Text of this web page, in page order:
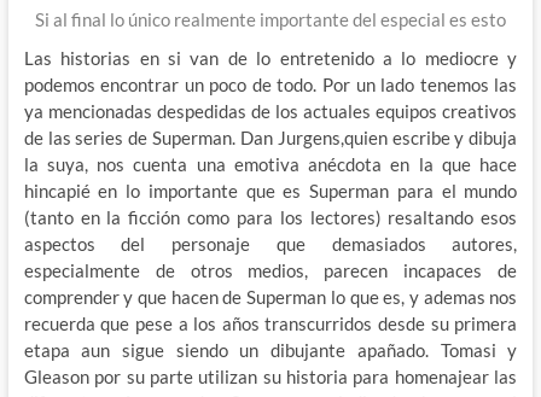
Si al final lo único realmente importante del especial es esto
Las historias en si van de lo entretenido a lo mediocre y
podemos encontrar un poco de todo. Por un lado tenemos las
ya mencionadas despedidas de los actuales equipos creativos
de las series de Superman. Dan Jurgens,quien escribe y dibuja
la suya, nos cuenta una emotiva anécdota en la que hace
hincapié en lo importante que es Superman para el mundo
(tanto en la ficción como para los lectores) resaltando esos
aspectos del personaje que demasiados autores,
especialmente de otros medios, parecen incapaces de
comprender y que hacen de Superman lo que es, y ademas nos
recuerda que pese a los años transcurridos desde su primera
etapa aun sigue siendo un dibujante apañado. Tomasi y
Gleason por su parte utilizan su historia para homenajear las